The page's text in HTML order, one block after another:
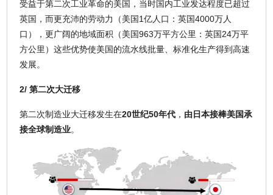
受益于第二次工业革命的美国，当时国内工业发达程度已超过
英国，而更充沛的劳动力（美国1亿人口：英国4000万人
口），更广阔的地域面积（美国963万平方公里：英国24万平
方公里）这些优势使美国的流水线批量、标准化生产得到高速
发展。
2/ 第二次大迁移
第二次制造业大迁移发生在20世纪50年代 ， 由日本接棒美国承
接全球制造业。